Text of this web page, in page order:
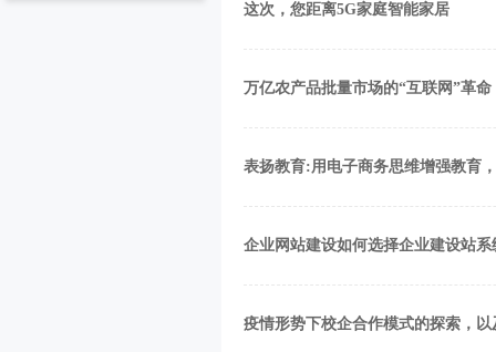
这次，您距离5G家庭智能家居
万亿农产品批量市场的“互联网”革命
表扬教育:用电子商务思维增强教育
企业网站建设如何选择企业建设站系
疫情形势下校企合作模式的探索，